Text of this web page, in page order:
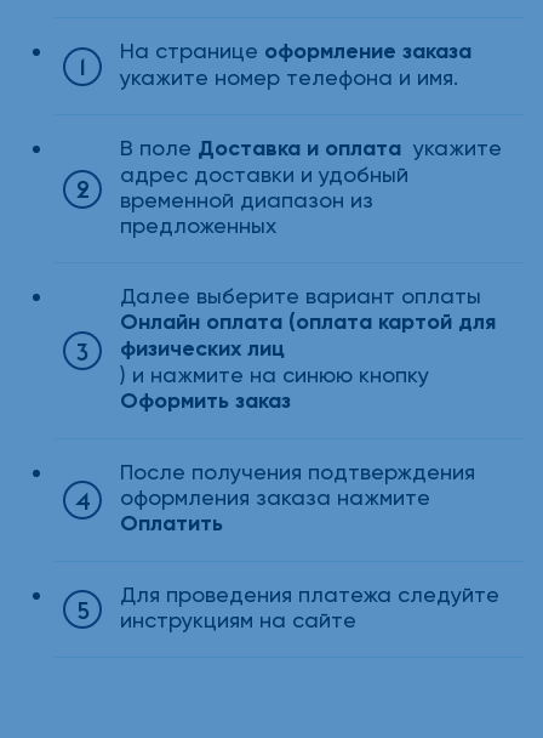
На странице оформление заказа
укажите номер телефона и имя.
В поле Доставка и оплата укажите
адрес доставки и удобный
временной диапазон из
предложенных
Далее выберите вариант оплаты
Онлайн оплата (оплата картой для
физических лиц
) и нажмите на синюю кнопку
Оформить заказ
После получения подтверждения
оформления заказа нажмите
Оплатить
Для проведения платежа следуйте
инструкциям на сайте